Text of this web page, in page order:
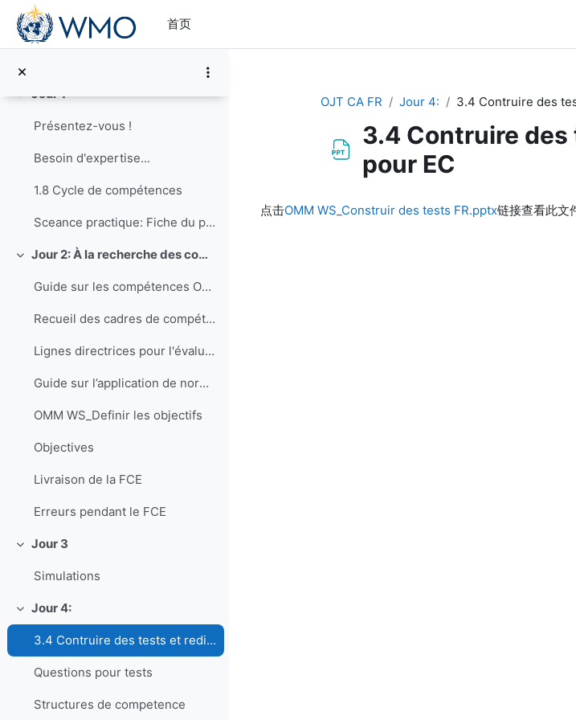
跳到主要内容
首页
折叠
Announcements
折叠Jour 1
Présentez-vous !
Besoin d'expertise...
1.8 Cycle de compétences
Sceance practique: Fiche du poste pour un Barrista (faire du cafe)
折叠 Jour 2: À la recherche des compétences
Guide sur les compétences OMM
Recueil des cadres de compétences de l'OMM (EN)
Lignes directrices pour l'évaluation des compétences pour la fourniture de services climatologiques (EN)
Guide sur l’application de normes d’enseignement et de formation professionnelle en météorologie et en hydrologie
OMM WS_Definir les objectifs
Objectives
Livraison de la FCE
Erreurs pendant le FCE
折叠Jour 3
Simulations
折叠Jour 4:
3.4 Contruire des tests et rediger des questions pour EC
Questions pour tests
Structures de competence
OJT CA FR Jour 4: 3.4 Contruire des
3.4 Contruire
pour EC
点击OMM WS_Construir des tests FR.pptx链接查看此文